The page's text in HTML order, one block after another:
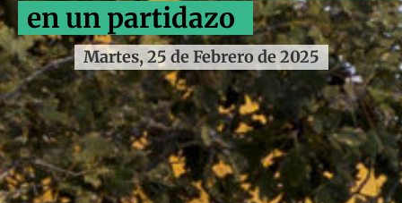
en un partidazo
Martes, 25 de Febrero de 2025